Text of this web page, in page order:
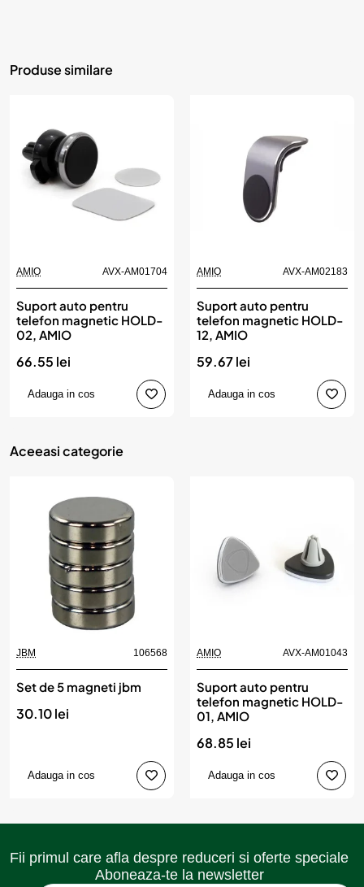
Produse similare
AMIO AVX-AM01704
Suport auto pentru
telefon magnetic HOLD-
02, AMIO
66.55 lei
Adauga in cos
AMIO AVX-AM02183
Suport auto pentru
telefon magnetic HOLD-
12, AMIO
59.67 lei
Adauga in cos
Aceeasi categorie
JBM 106568
Set de 5 magneti jbm
30.10 lei
Adauga in cos
AMIO AVX-AM01043
Suport auto pentru
telefon magnetic HOLD-
01, AMIO
68.85 lei
Adauga in cos
Fii primul care afla despre reduceri si oferte speciale
Aboneaza-te la newsletter